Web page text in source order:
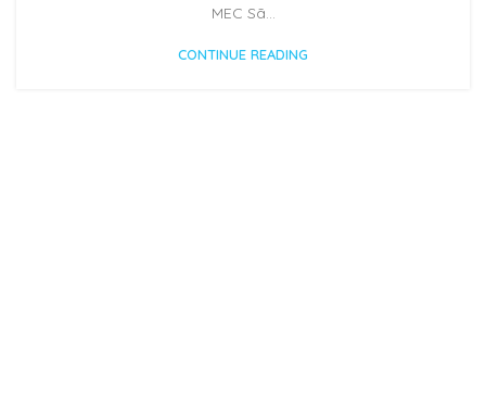
MEC Sã...
CONTINUE READING